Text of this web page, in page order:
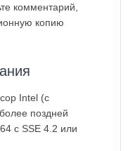
комментарий,
копию
Intel (с
поздней
с SSE 4.2 или